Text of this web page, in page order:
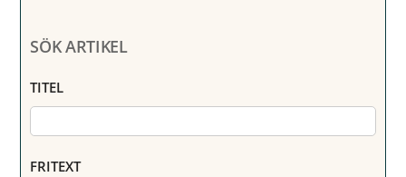
SÖK ARTIKEL
TITEL
FRITEXT